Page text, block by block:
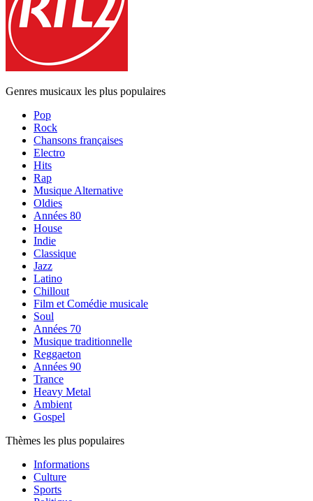
Genres musicaux les plus populaires
Pop
Rock
Chansons françaises
Electro
Hits
Rap
Musique Alternative
Oldies
Années 80
House
Indie
Classique
Jazz
Latino
Chillout
Film et Comédie musicale
Soul
Années 70
Musique traditionnelle
Reggaeton
Années 90
Trance
Heavy Metal
Ambient
Gospel
Thèmes les plus populaires
Informations
Culture
Sports